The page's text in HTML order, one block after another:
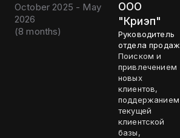
October 2025 - May
2026
(8 months)
ООО
"Криэп"
Руководитель
отдела продаж
Поиском и
привлечением
новых
клиентов,
поддержанием
текущей
клиентской
базы,